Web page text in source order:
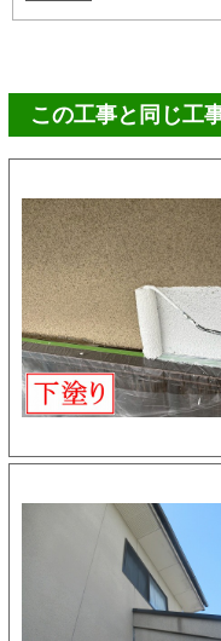
この工事と同じ工